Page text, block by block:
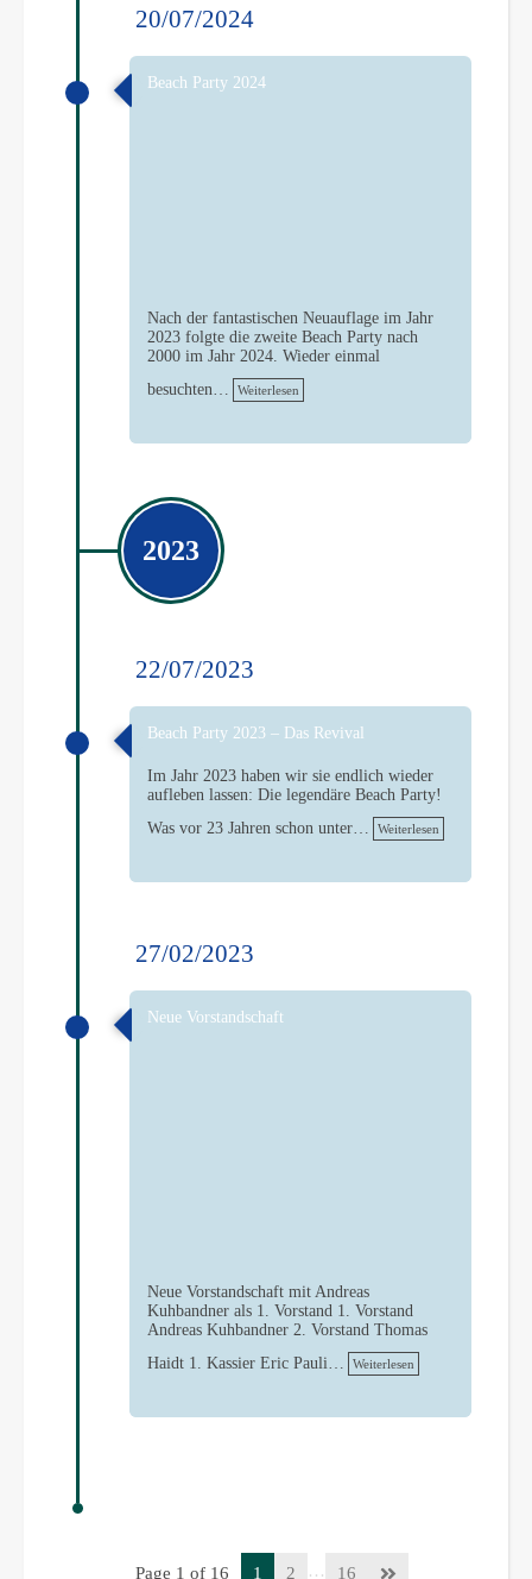
20/07/2024
Beach Party 2024
Nach der fantastischen Neuauflage im Jahr
2023 folgte die zweite Beach Party nach
2000 im Jahr 2024. Wieder einmal
besuchten…
Weiterlesen
2023
22/07/2023
Beach Party 2023 – Das Revival
Im Jahr 2023 haben wir sie endlich wieder
aufleben lassen: Die legendäre Beach Party!
Was vor 23 Jahren schon unter…
Weiterlesen
27/02/2023
Neue Vorstandschaft
Neue Vorstandschaft mit Andreas
Kuhbandner als 1. Vorstand 1. Vorstand
Andreas Kuhbandner 2. Vorstand Thomas
Haidt 1. Kassier Eric Pauli…
Weiterlesen
Page 1 of 16 1 2 … 16